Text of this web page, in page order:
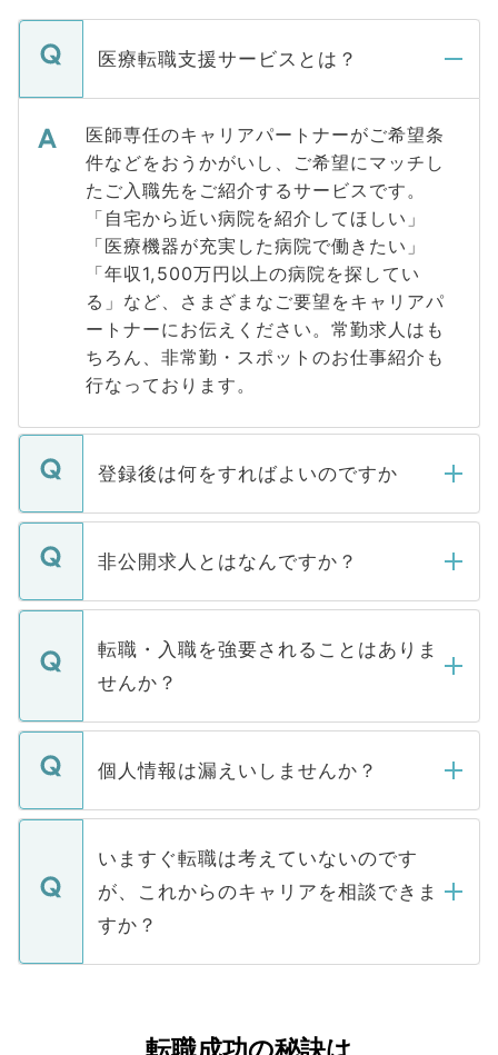
医療転職支援サービスとは？
医師専任のキャリアパートナーがご希望条
件などをおうかがいし、ご希望にマッチし
たご入職先をご紹介するサービスです。
「自宅から近い病院を紹介してほしい」
「医療機器が充実した病院で働きたい」
「年収1,500万円以上の病院を探してい
る」など、さまざまなご要望をキャリアパ
ートナーにお伝えください。常勤求人はも
ちろん、非常勤・スポットのお仕事紹介も
行なっております。
登録後は何をすればよいのですか
ご登録いただきましたら、弊社担当者がご
登録内容を確認し、その後メールもしくは
ます。通常、5営業日以内にはご連絡をせて
いただきますので、しばらくお待ちくださ
い。
非公開求人とはなんですか？
マイナビDOCTORで取り扱っている求人の
うち約3割は、Webサイトからご覧いただ
けない「非公開求人」です。非公開求人は
下記の理由によって、一般には公開してい
ません。
■応募殺到を避けるため 人気のある医療機
関を公にしてしまうと、応募が殺到する場
に、医療機関が求める条件に合った人材の
みを人材紹介会社に依頼するケースが増え
ています。
転職・入職を強要されることはありま
せんか？
転職・入職を強要することは一切ありませ
ん。また、仮に応募先から内定をいただい
定を承諾する必要はありません。内定先へ
の辞退の連絡はキャリアパートナーが行い
ますので、ご安心ください。
個人情報は漏えいしませんか？
個人情報が漏えいすることはありませんの
で、ご安心ください。当サイトからの登録
などで収集したご登録者様の個人情報は、
ご本人のキャリアアップおよび転職活動の
支援を目的に使用いたします。お預かりし
ているすべての個人データはご本人の許可
は、個人情報の取り扱いについての厳密な
いますぐ転職は考えていないのです
が、これからのキャリアを相談できま
すか？
かがいして、現在の医療機関の状況や紹介